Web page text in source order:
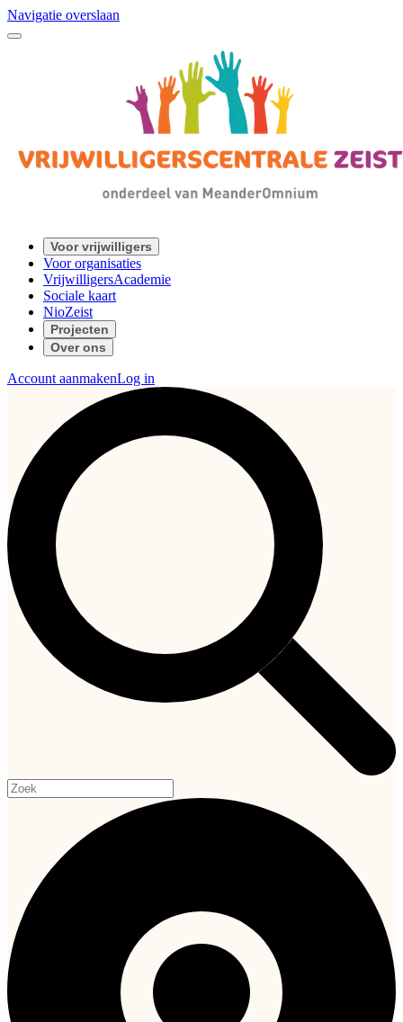
Navigatie overslaan
Voor vrijwilligers
Voor organisaties
VrijwilligersAcademie
Sociale kaart
NioZeist
Projecten
Over ons
Account aanmakenLog in